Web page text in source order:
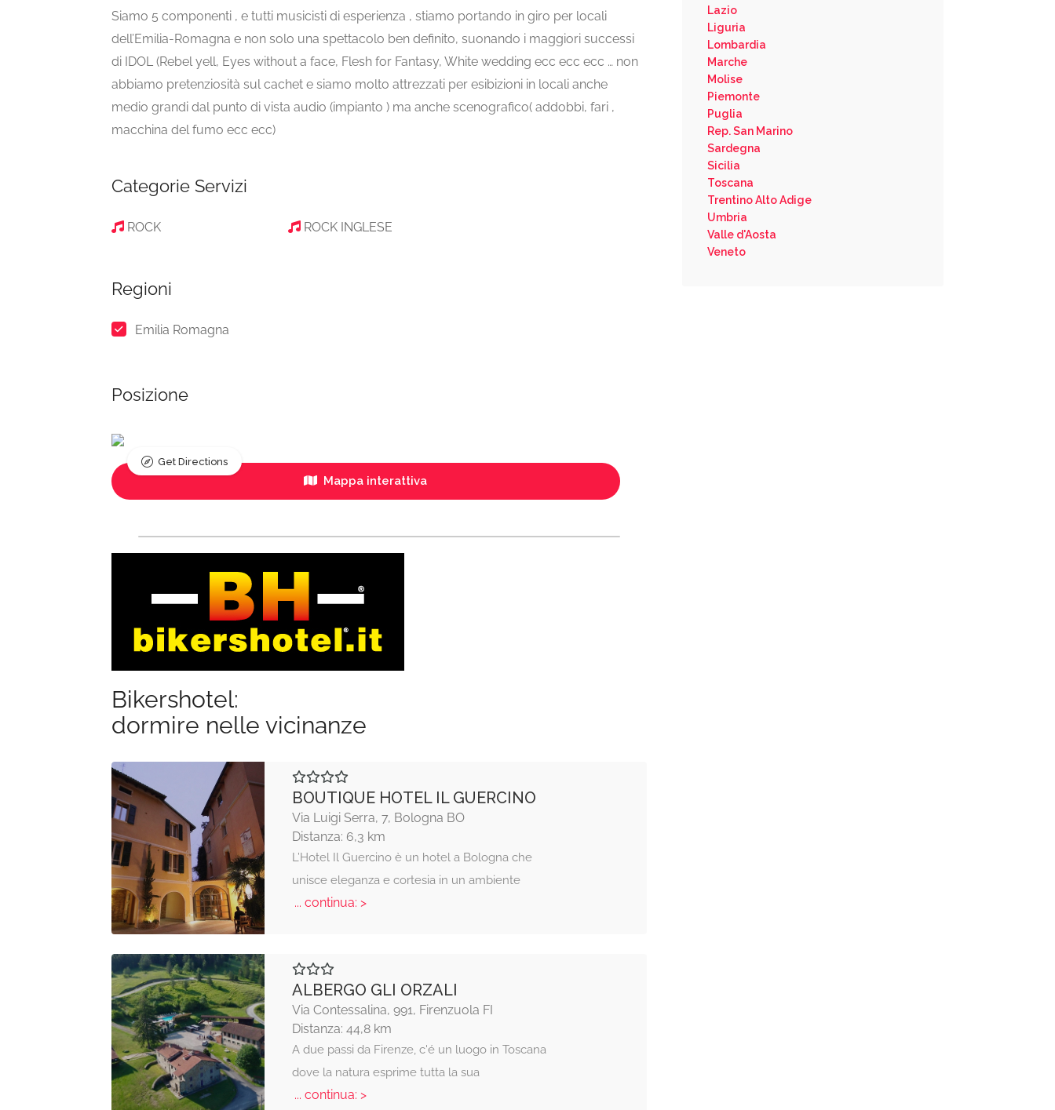
Siamo 5 componenti , e tutti musicisti di esperienza , stiamo portando in giro per locali
dell’Emilia-Romagna e non solo una spettacolo ben definito, suonando i maggiori successi
di IDOL (Rebel yell, Eyes without a face, Flesh for Fantasy, White wedding ecc ecc ecc … non
abbiamo pretenziosità sul cachet e siamo molto attrezzati per esibizioni in locali anche
medio grandi dal punto di vista audio (impianto ) ma anche scenografico( addobbi, fari ,
macchina del fumo ecc ecc)
Categorie Servizi
ROCK ROCK INGLESE
Regioni
Emilia Romagna
Posizione
Mappa interattiva
Get Directions
Bikershotel:
dormire nelle vicinanze
BOUTIQUE HOTEL IL GUERCINO
Via Luigi Serra, 7, Bologna BO
Distanza: 6,3 km
L’Hotel Il Guercino è un hotel a Bologna che
unisce eleganza e cortesia in un ambiente
... continua: >
ALBERGO GLI ORZALI
Via Contessalina, 991, Firenzuola FI
Distanza: 44,8 km
A due passi da Firenze, c'é un luogo in Toscana
dove la natura esprime tutta la sua
... continua: >
Lazio
Liguria
Lombardia
Marche
Molise
Piemonte
Puglia
Rep. San Marino
Sardegna
Sicilia
Toscana
Trentino Alto Adige
Umbria
Valle d'Aosta
Veneto